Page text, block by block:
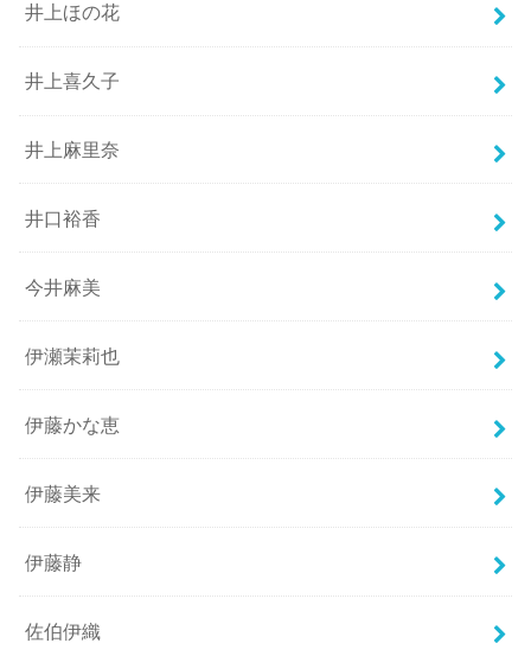
井上ほの花
井上喜久子
井上麻里奈
井口裕香
今井麻美
伊瀬茉莉也
伊藤かな恵
伊藤美来
伊藤静
佐伯伊織